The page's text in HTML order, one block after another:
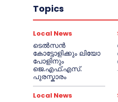
Topics
Local News
ടെൽസൻ
കോട്ടോളിക്കും ലിയോ
പോളിനും
ജെ.എഫ്.എസ്.
പുരസ്കാരം
Local News